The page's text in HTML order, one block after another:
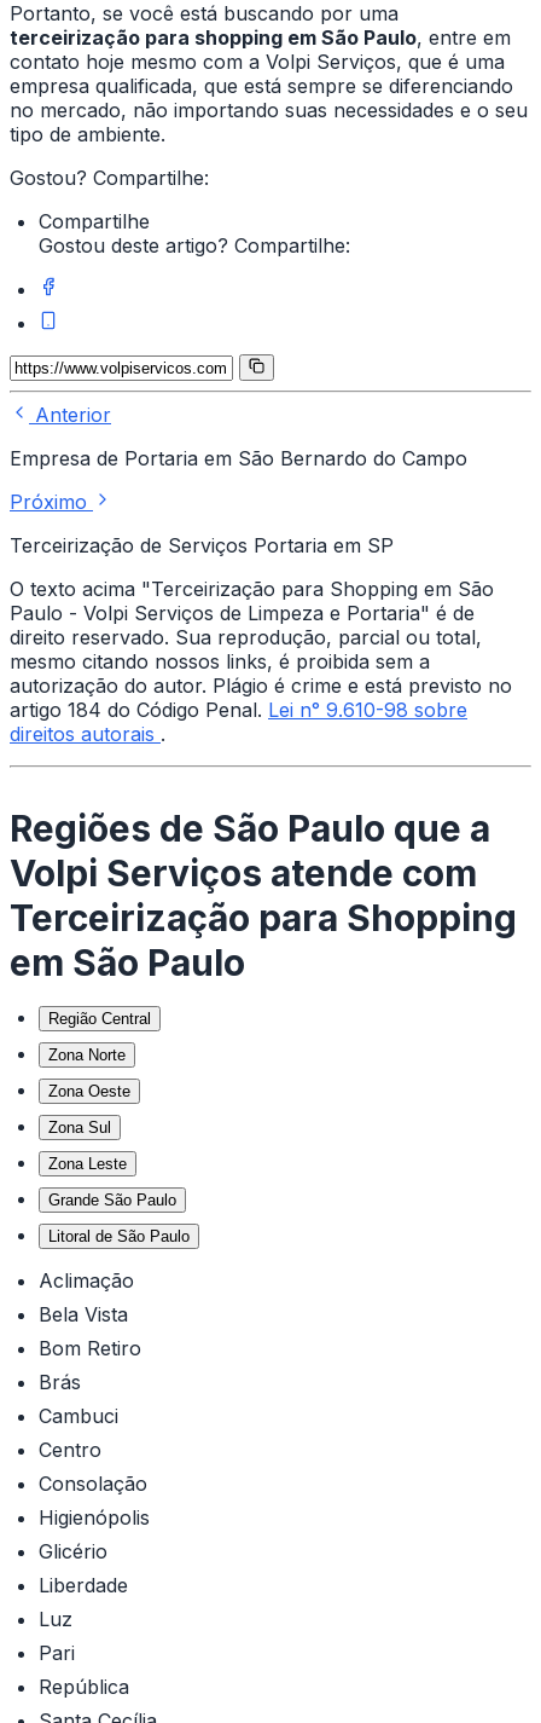
Portanto, se você está buscando por uma
terceirização para shopping em São Paulo, entre em
contato hoje mesmo com a Volpi Serviços, que é uma
empresa qualificada, que está sempre se diferenciando
no mercado, não importando suas necessidades e o seu
tipo de ambiente.
Gostou? Compartilhe:
Compartilhe
Gostou deste artigo? Compartilhe:
Anterior
Empresa de Portaria em São Bernardo do Campo
Próximo
Terceirização de Serviços Portaria em SP
O texto acima "Terceirização para Shopping em São
Paulo - Volpi Serviços de Limpeza e Portaria" é de
direito reservado. Sua reprodução, parcial ou total,
mesmo citando nossos links, é proibida sem a
autorização do autor. Plágio é crime e está previsto no
artigo 184 do Código Penal. Lei n° 9.610-98 sobre
direitos autorais .
Regiões de São Paulo que a
Volpi Serviços atende com
Terceirização para Shopping
em São Paulo
Região Central
Zona Norte
Zona Oeste
Zona Sul
Zona Leste
Grande São Paulo
Litoral de São Paulo
Aclimação
Bela Vista
Bom Retiro
Brás
Cambuci
Centro
Consolação
Higienópolis
Glicério
Liberdade
Luz
Pari
República